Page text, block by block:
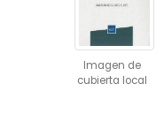
Imagen de
cubierta local